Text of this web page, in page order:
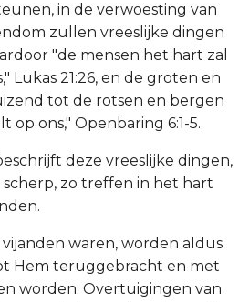
in de verwoesting van
zullen vreeslijke dingen
"de mensen het hart zal
Lukas 21:26, en de groten en
tot de rotsen en bergen
op ons," Openbaring 6:1-5.
deze vreeslijke dingen,
scherp, zo treffen in het hart
vijanden waren, worden aldus
Hem teruggebracht en met
worden. Overtuigingen van